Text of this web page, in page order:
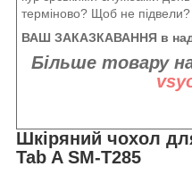
терміново? Щоб не
ВАШ ЗАКАЗКАВАННЯ в
Більше товару
Шкіряний чохол
Tab A SM-T285